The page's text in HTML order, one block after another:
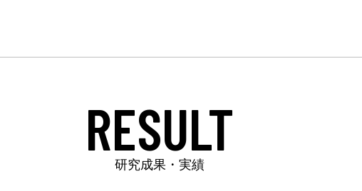
RESULT
研究成果・実績